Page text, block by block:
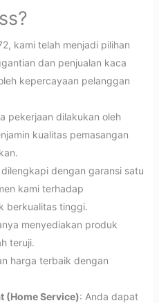
kami telah menjadi pilihan
dan penjualan kaca
kepercayaan pelanggan
pekerjaan dilakukan oleh
kualitas pemasangan
dengan garansi satu
kami terhadap
berkualitas tinggi.
menyediakan produk
teruji.
harga terbaik dengan
(Home Service): Anda dapat